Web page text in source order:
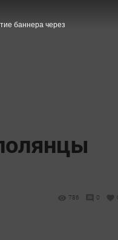
786 0
баннера через